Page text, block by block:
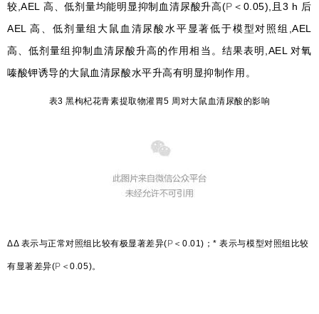
较,AEL 高、低剂量均能明显抑制血清尿酸升高(P ＜0.05),且3 h 后
AEL 高、低剂量组大鼠血清尿酸水平显著低于模型对照组,AEL
高、低剂量组抑制血清尿酸升高的作用相当。结果表明,AEL 对氧
嗪酸钾诱导的大鼠血清尿酸水平升高有明显抑制作用。
表3 黑枸杞花青素提取物灌胃5 周对大鼠血清尿酸的影响
ΔΔ 表示与正常对照组比较有极显著差异( P ＜0.01)；* 表示与模型对照组比较
有显著差异(P ＜0.05)。